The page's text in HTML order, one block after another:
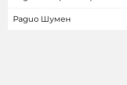
Радио Шумен